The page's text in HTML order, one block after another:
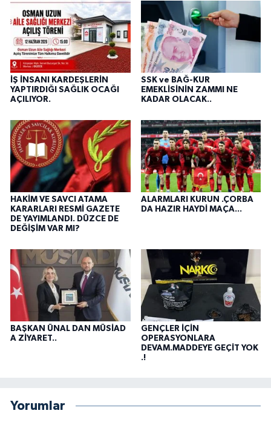
İŞ İNSANI KARDEŞLERİN
YAPTIRDIĞI SAĞLIK OCAĞI
AÇILIYOR.
SSK ve BAĞ-KUR
EMEKLİSİNİN ZAMMI NE
KADAR OLACAK..
HAKİM VE SAVCI ATAMA
KARARLARI RESMİ GAZETE
DE YAYIMLANDI. DÜZCE DE
DEĞİŞİM VAR MI?
ALARMLARI KURUN .ÇORBA
DA HAZIR HAYDİ MAÇA...
BAŞKAN ÜNAL DAN MÜSİAD
A ZİYARET..
GENÇLER İÇİN
OPERASYONLARA
DEVAM.MADDEYE GEÇİT YOK
.!
Yorumlar